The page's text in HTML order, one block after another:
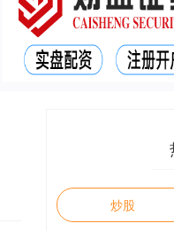
炒股